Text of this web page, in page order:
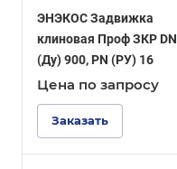
ЭНЭКОС Задвижка
клиновая Проф ЗКР DN
(Ду) 900, PN (РУ) 16
Цена по запросу
Заказать